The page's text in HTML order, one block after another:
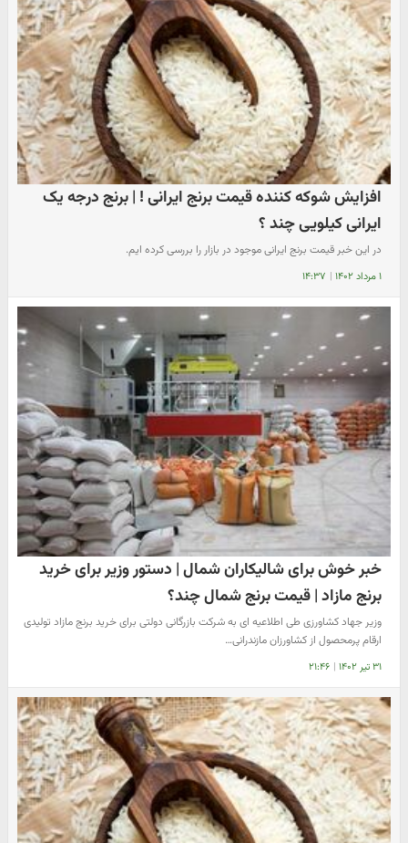
افزایش شوکه کننده قیمت برنج ایرانی ! | برنج درجه یک
ایرانی کیلویی چند ؟
در این خبر قیمت برنج ایرانی موجود در بازار را بررسی کرده ایم.
۱ مرداد ۱۴۰۲ | ۱۴:۳۷
خبر خوش برای شالیکاران شمال | دستور وزیر برای خرید
برنج مازاد | قیمت برنج شمال چند؟
وزیر جهاد کشاورزی طی اطلاعیه ای به شرکت بازرگانی دولتی برای خرید برنج مازاد تولیدی
ارقام پرمحصول از کشاورزان مازندرانی…
۳۱ تیر ۱۴۰۲ | ۲۱:۴۶